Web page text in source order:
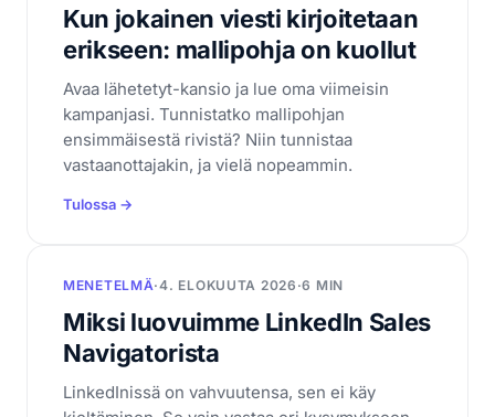
Tietosuoja
EU ja yksityisyys keskiössä
Seuraava siirto
Kertoo mitä tehdä seuraavaksi
Resurssit
Legal
Kun jokainen viesti kirjoitetaan
erikseen: mallipohja on kuollut
Avaa lähetetyt-kansio ja lue oma viimeisin
kampanjasi. Tunnistatko mallipohjan
ensimmäisestä rivistä? Niin tunnistaa
vastaanottajakin, ja vielä nopeammin.
Tulossa →
MENETELMÄ·4. ELOKUUTA 2026 ·6 MIN
Miksi luovuimme LinkedIn Sales
Navigatorista
LinkedInissä on vahvuutensa, sen ei käy